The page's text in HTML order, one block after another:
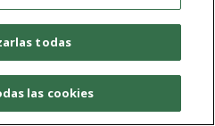
todas
las cookies